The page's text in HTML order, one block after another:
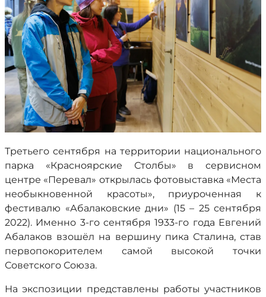
Третьего сентября на территории национального
парка «Красноярские Столбы» в сервисном
центре «Перевал» открылась фотовыставка «Места
необыкновенной красоты», приуроченная к
фестивалю «Абалаковские дни» (15 – 25 сентября
2022). Именно 3-го сентября 1933-го года Евгений
Абалаков взошёл на вершину пика Сталина, став
первопокорителем самой высокой точки
Советского Союза.
На экспозиции представлены работы участников